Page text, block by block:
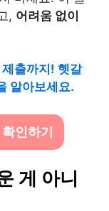
, 어려움 없이
출까지! 헷갈
알아보세요.
인하기
게 아니